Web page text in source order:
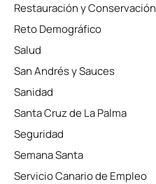
Restauración y Conservación
Reto Demográfico
Salud
San Andrés y Sauces
Sanidad
Santa Cruz de La Palma
Seguridad
Semana Santa
Servicio Canario de Empleo